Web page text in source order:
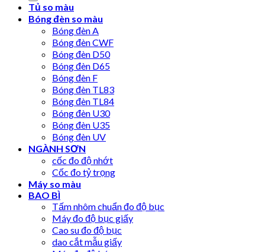
Tủ so màu
Bóng đèn so màu
Bóng đèn A
Bóng đèn CWF
Bóng đèn D50
Bóng đèn D65
Bóng đèn F
Bóng đèn TL83
Bóng đèn TL84
Bóng đèn U30
Bóng đèn U35
Bóng đèn UV
NGÀNH SƠN
cốc đo độ nhớt
Cốc đo tỷ trọng
Máy so màu
BAO BÌ
Tấm nhôm chuẩn đo độ bục
Máy đo độ bục giấy
Cao su đo độ bục
dao cắt mẫu giấy